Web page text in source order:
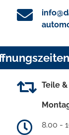
Teile
8.00 -